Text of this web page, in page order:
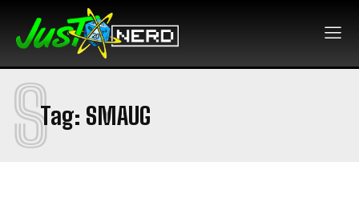
Tag: SMAUG
S